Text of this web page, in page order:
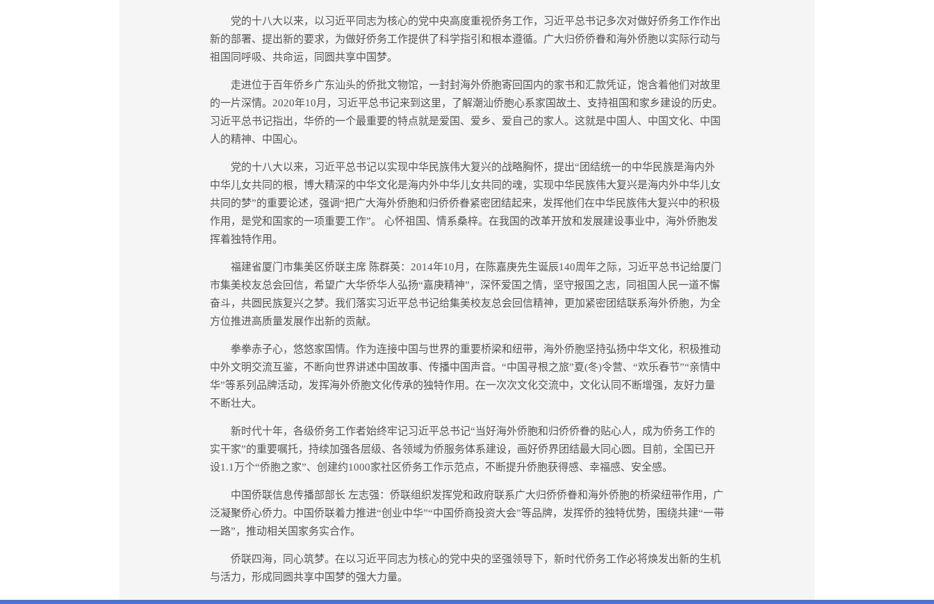
党的十八大以来，以习近平同志为核心的党中央高度重视侨务工作，习近平总书记多次对做好侨务工作作出
新的部署、提出新的要求，为做好侨务工作提供了科学指引和根本遵循。广大归侨侨眷和海外侨胞以实际行动与
祖国同呼吸、共命运，同圆共享中国梦。
走进位于百年侨乡广东汕头的侨批文物馆，一封封海外侨胞寄回国内的家书和汇款凭证，饱含着他们对故里
的一片深情。2020年10月，习近平总书记来到这里，了解潮汕侨胞心系家国故土、支持祖国和家乡建设的历史。
习近平总书记指出，华侨的一个最重要的特点就是爱国、爱乡、爱自己的家人。这就是中国人、中国文化、中国
人的精神、中国心。
党的十八大以来，习近平总书记以实现中华民族伟大复兴的战略胸怀，提出“团结统一的中华民族是海内外
中华儿女共同的根，博大精深的中华文化是海内外中华儿女共同的魂，实现中华民族伟大复兴是海内外中华儿女
共同的梦”的重要论述，强调“把广大海外侨胞和归侨侨眷紧密团结起来，发挥他们在中华民族伟大复兴中的积极
作用，是党和国家的一项重要工作”。 心怀祖国、情系桑梓。在我国的改革开放和发展建设事业中，海外侨胞发
挥着独特作用。
福建省厦门市集美区侨联主席 陈群英：2014年10月，在陈嘉庚先生诞辰140周年之际，习近平总书记给厦门
市集美校友总会回信，希望广大华侨华人弘扬“嘉庚精神”，深怀爱国之情，坚守报国之志，同祖国人民一道不懈
奋斗，共圆民族复兴之梦。我们落实习近平总书记给集美校友总会回信精神，更加紧密团结联系海外侨胞，为全
方位推进高质量发展作出新的贡献。
拳拳赤子心，悠悠家国情。作为连接中国与世界的重要桥梁和纽带，海外侨胞坚持弘扬中华文化，积极推动
中外文明交流互鉴，不断向世界讲述中国故事、传播中国声音。“中国寻根之旅”夏(冬)令营、“欢乐春节”“亲情中
华”等系列品牌活动，发挥海外侨胞文化传承的独特作用。在一次次文化交流中，文化认同不断增强，友好力量
不断壮大。
新时代十年，各级侨务工作者始终牢记习近平总书记“当好海外侨胞和归侨侨眷的贴心人，成为侨务工作的
实干家”的重要嘱托，持续加强各层级、各领域为侨服务体系建设，画好侨界团结最大同心圆。目前，全国已开
设1.1万个“侨胞之家”、创建约1000家社区侨务工作示范点，不断提升侨胞获得感、幸福感、安全感。
中国侨联信息传播部部长 左志强：侨联组织发挥党和政府联系广大归侨侨眷和海外侨胞的桥梁纽带作用，广
泛凝聚侨心侨力。中国侨联着力推进“创业中华”“中国侨商投资大会”等品牌，发挥侨的独特优势，围绕共建“一带
一路”，推动相关国家务实合作。
侨联四海，同心筑梦。在以习近平同志为核心的党中央的坚强领导下，新时代侨务工作必将焕发出新的生机
与活力，形成同圆共享中国梦的强大力量。